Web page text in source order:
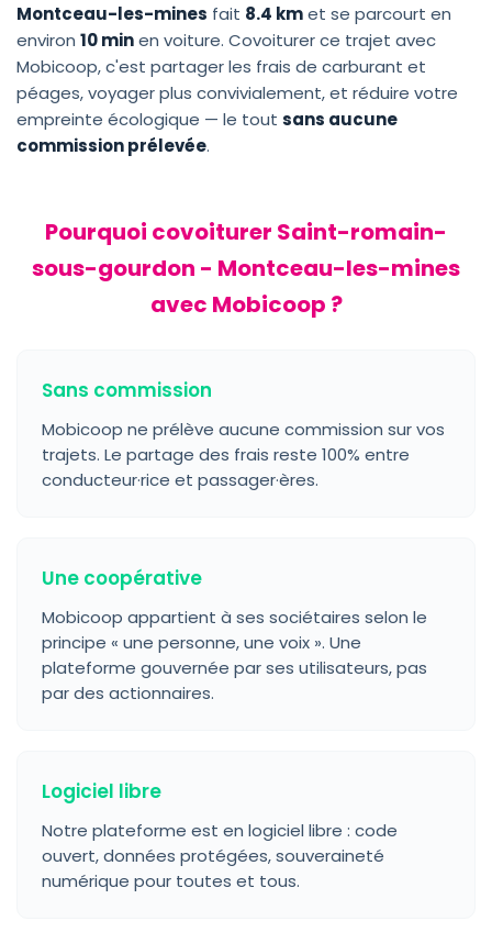
Montceau-les-mines fait 8.4 kmet se parcourt en
environ 10 minen voiture. Covoiturer ce trajet avec
Mobicoop, c'est partager les frais de carburant et
péages, voyager plus convivialement, et réduire votre
empreinte écologique — le tout sans aucune
commission prélevée.
Pourquoi covoiturer Saint-romain-
sous-gourdon - Montceau-les-mines
avec Mobicoop ?
Sans commission
Mobicoop ne prélève aucune commission sur vos
trajets. Le partage des frais reste 100% entre
conducteur·rice et passager·ères.
Une coopérative
Mobicoop appartient à ses sociétaires selon le
principe « une personne, une voix ». Une
plateforme gouvernée par ses utilisateurs, pas
par des actionnaires.
Logiciel libre
Notre plateforme est en logiciel libre : code
ouvert, données protégées, souveraineté
numérique pour toutes et tous.